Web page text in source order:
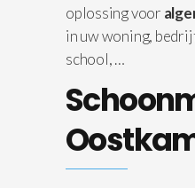
oplossing voor
in uw woning,
school, …